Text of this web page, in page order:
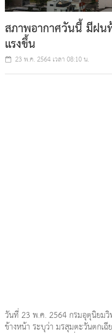
สภาพอากาศวันนี้ มีฝน
แรงขึ้น
23 พ.ค. 2564 เวลา 08:10 น.
วันที่ 23 พ.ค. 2564 กรมอุตุนิยม
ข้างหน้า ระบุว่า มรสุมตะวันตกเ